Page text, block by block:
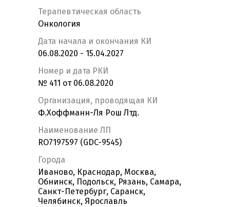
Терапевтическая область
Онкология
Дата начала и окончания КИ
06.08.2020 - 15.04.2027
Номер и дата РКИ
№ 411 от 06.08.2020
Организация, проводящая КИ
Ф.Хоффманн-Ля Рош Лтд.
Наименование ЛП
RO7197597 (GDC-9545)
Города
Иваново, Краснодар, Москва,
Обнинск, Подольск, Рязань, Самара,
Санкт-Петербург, Саранск,
Челябинск, Ярославль